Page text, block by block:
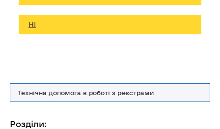
Технічна допомога в роботі з реєстрами
Розділи:
Ні